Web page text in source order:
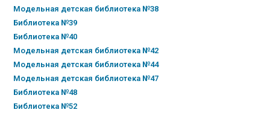
Модельная детская библиотека №38
Библиотека №39
Библиотека №40
Модельная детская библиотека №42
Модельная детская библиотека №44
Модельная детская библиотека №47
Библиотека №48
Библиотека №52